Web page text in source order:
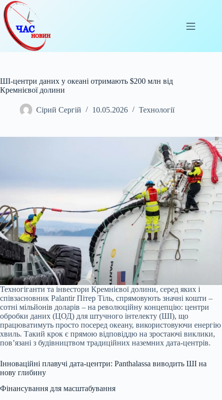
Перейти
до
вмісту
ШІ-центри даних у океані отримають $200 млн від
Кремнієвої долини
Сірий Сергій 10.05.2026 Технології
Техногіганти та інвестори Кремнієвої долини, серед яких і
співзасновник Palantir Пітер Тіль, спрямовують значні кошти –
сотні мільйонів доларів – на революційну концепцію: центри
обробки даних (ЦОД) для штучного інтелекту (ШІ), що
працюватимуть просто посеред океану, використовуючи енергію
хвиль. Такий крок є прямою відповіддю на зростаючі виклики,
пов’язані з будівництвом традиційних наземних дата-центрів.
Інноваційні плавучі дата-центри: Panthalassa виводить ШІ на
нову глибину
Фінансування для масштабування